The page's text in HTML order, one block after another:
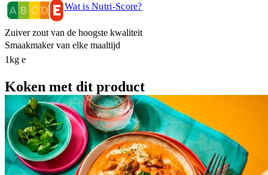
Wat is Nutri-Score?
Zuiver zout van de hoogste kwaliteit
Smaakmaker van elke maaltijd
1kg e
Koken met dit product